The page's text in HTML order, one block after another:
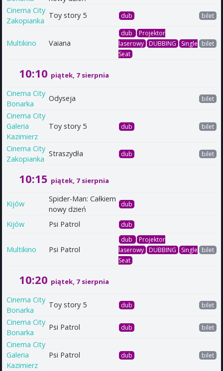
Cinema City
Zakopianka
Toy story 5 dub bilet
Multikino Vaiana
dub
Projektor
laserowy
DUBBING
Single
Seat
bilet
10:10 piątek, 7 sierpnia
Cinema City
Bonarka
Odyseja bilet
Cinema City
Galeria
Kazimierz
Toy story 5 dub bilet
Cinema City
Zakopianka
Straszydła dub bilet
10:15 piątek, 7 sierpnia
Kijów
Spider-Man: Całkiem
nowy dzień
dub
Kijów Psi Patrol dub
Multikino Psi Patrol
dub
Projektor
laserowy
DUBBING
Single
Seat
bilet
10:20 piątek, 7 sierpnia
Cinema City
Bonarka
Toy story 5 dub bilet
Cinema City
Bonarka
Psi Patrol dub bilet
Cinema City
Galeria
Kazimierz
Psi Patrol dub bilet